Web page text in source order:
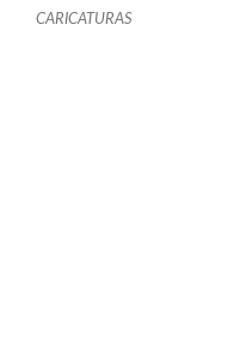
CARICATURAS